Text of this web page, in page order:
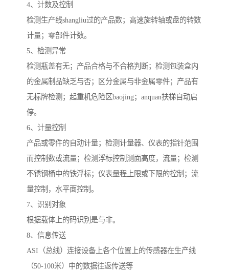
4、计数及控制
检测生产线shangliu过的产品数；高速旋转轴或盘的转数
计量；零部件计数。
5、检测异常
检测瓶盖有无；产品合格与不合格判断；检测包装盒内
的金属制品缺乏与否；区分金属与非金属零件；产品有
无标牌检测；起重机危险区baojing；anquan扶梯自动启
停。
6、计量控制
产品或零件的自动计量；检测计量器、仪表的指针范围
而控制数或流量；检测浮标控制测面高度，流量；检测
不锈钢桶中的铁浮标；仪表量程上限或下限的控制；流
量控制，水平面控制。
7、识别对象
根据载体上的码识别是与非。
8、信息传送
ASI（总线）连接设备上各个位置上的传感器在生产线
（50-100米）中的数据往返传送等